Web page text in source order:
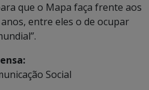
que o Mapa faça frente aos
entre eles o de ocupar
Social